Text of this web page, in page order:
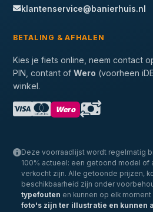
klantenservice@banierhuis.nl
BETALING & AFHALEN
Kies je fiets online, neem contact
PIN, contant of Wero (voorheen
winkel.
Wero
Deze voorraadlijst wordt regelmatig
100% actueel: een getoond model of
verkocht zijn. Alle getoonde prijzen,
beschikbaarheid zijn onder
typefouten en kunnen op elk
foto's zijn ter illustratie en kunnen